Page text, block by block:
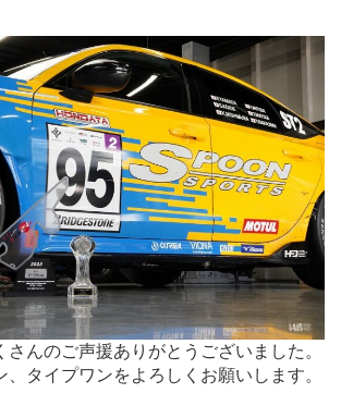
んのご声援ありがとうございました。
、タイプワンをよろしくお願いします。